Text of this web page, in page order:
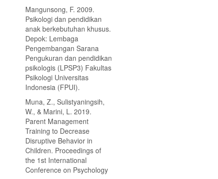
Mangunsong, F. 2009.
Psikologi dan pendidikan
anak berkebutuhan khusus.
Depok: Lembaga
Pengembangan Sarana
Pengukuran dan pendidikan
psikologis (LPSP3) Fakultas
Psikologi Universitas
Indonesia (FPUI).
Muna, Z., Sulistyaningsih,
W., & Marini, L. 2019.
Parent Management
Training to Decrease
Disruptive Behavior in
Children. Proceedings of
the 1st International
Conference on Psychology